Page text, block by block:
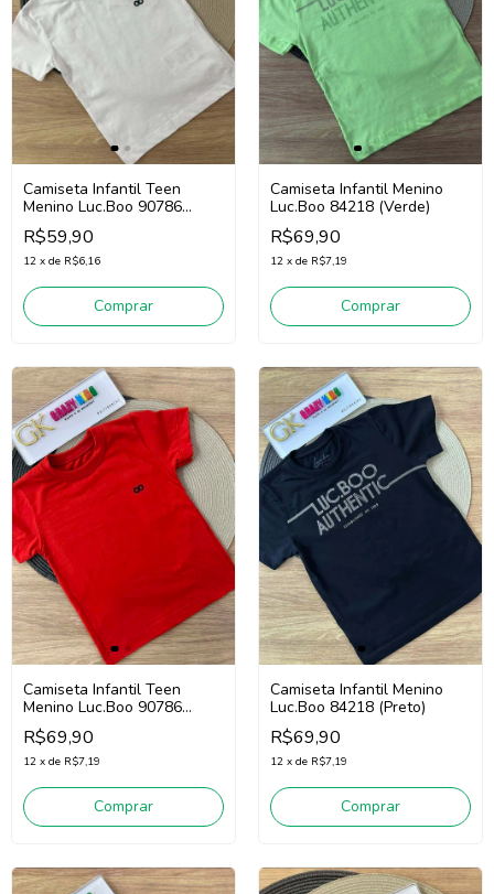
Camiseta Infantil Teen
Menino Luc.Boo 90786
(Branco)
R$59,90
12 x de R$6,16
Comprar
Camiseta Infantil Menino
Luc.Boo 84218 (Verde)
R$69,90
12 x de R$7,19
Comprar
Camiseta Infantil Teen
Menino Luc.Boo 90786
(Vermelho)
R$69,90
12 x de R$7,19
Comprar
Camiseta Infantil Menino
Luc.Boo 84218 (Preto)
R$69,90
12 x de R$7,19
Comprar